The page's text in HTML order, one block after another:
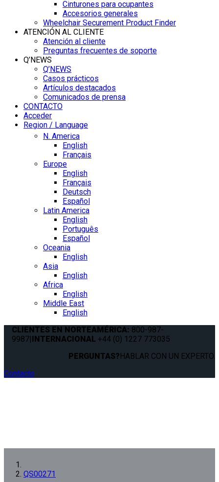
Cinturones para ocupantes
Accesorios generales
Wheelchair Securement Product Finder
ATENCIÓN AL CLIENTE
Atención al cliente
Preguntas frecuentes de soporte
Q’NEWS
Q’NEWS
Casos prácticos
Artículos destacados
Comunicados de prensa
CONTACTO
Acceder
Region / Language
N. America
English
Français
Europe
English
Français
Deutsch
Español
Latin America
English
Português
Español
Oceania
English
Asia
English
Africa
English
Middle East
English
CLIENTES EN NORTEAMÉRICA: 800-987-
9987|INTERNACIONAL +44 (0) 1227 773035
PERGUNTAS?HABLAR CON UN EXPERTO.
Contacto
QS00271